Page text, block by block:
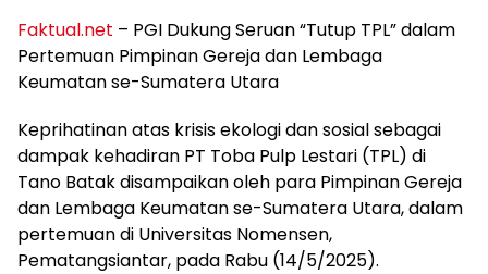
Faktual.net – PGI Dukung Seruan “Tutup TPL” dalam
Pertemuan Pimpinan Gereja dan Lembaga
Keumatan se-Sumatera Utara
Keprihatinan atas krisis ekologi dan sosial sebagai
dampak kehadiran PT Toba Pulp Lestari (TPL) di
Tano Batak disampaikan oleh para Pimpinan Gereja
dan Lembaga Keumatan se-Sumatera Utara, dalam
pertemuan di Universitas Nomensen,
Pematangsiantar, pada Rabu (14/5/2025).